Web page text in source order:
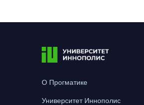
О Прогматике
Университет Иннополис